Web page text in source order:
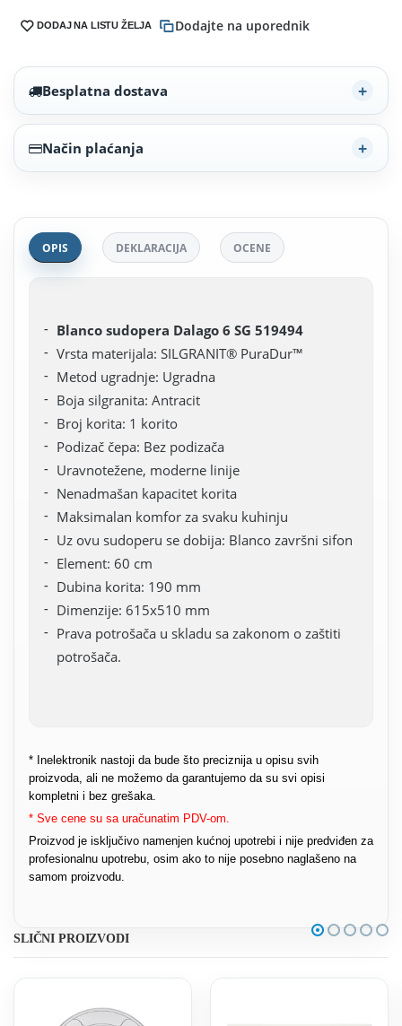
DODAJ NA LISTU ŽELJA Dodajte na uporednik
Besplatna dostava
Način plaćanja
OPIS DEKLARACIJA OCENE
Blanco sudopera Dalago 6 SG 519494
Vrsta materijala: SILGRANIT® PuraDur™
Metod ugradnje: Ugradna
Boja silgranita: Antracit
Broj korita: 1 korito
Podizač čepa: Bez podizača
Uravnotežene, moderne linije
Nenadmašan kapacitet korita
Maksimalan komfor za svaku kuhinju
Uz ovu sudoperu se dobija: Blanco završni sifon
Element: 60 cm
Dubina korita: 190 mm
Dimenzije: 615x510 mm
Prava potrošača u skladu sa zakonom o zaštiti
potrošača.
* Inelektronik nastoji da bude što preciznija u opisu svih
proizvoda, ali ne možemo da garantujemo da su svi opisi
kompletni i bez grešaka.
* Sve cene su sa uračunatim PDV-om.
Proizvod je isključivo namenjen kućnoj upotrebi i nije predviđen za
profesionalnu upotrebu, osim ako to nije posebno naglašeno na
samom proizvodu.
SLIČNI PROIZVODI